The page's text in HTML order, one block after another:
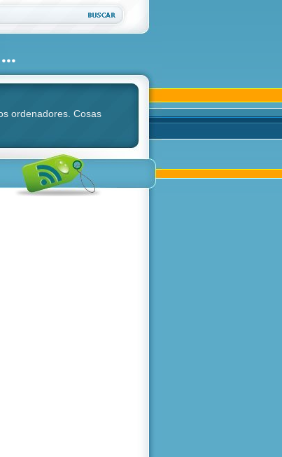
ordenadores. Cosas